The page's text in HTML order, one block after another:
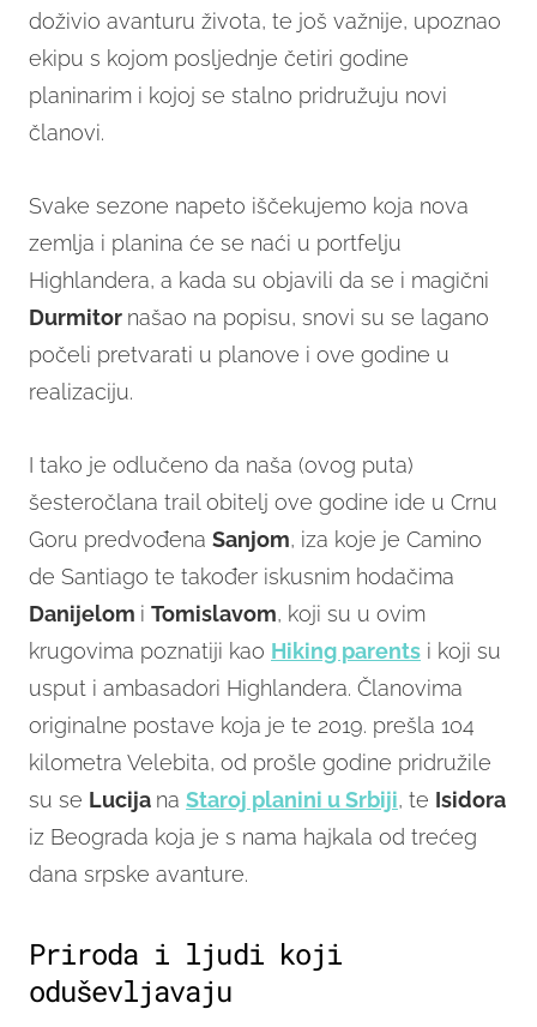
doživio avanturu života, te još važnije, upoznao
ekipu s kojom posljednje četiri godine
planinarim i kojoj se stalno pridružuju novi
članovi.
Svake sezone napeto iščekujemo koja nova
zemlja i planina će se naći u portfelju
Highlandera, a kada su objavili da se i magični
Durmitor našao na popisu, snovi su se lagano
počeli pretvarati u planove i ove godine u
realizaciju.
I tako je odlučeno da naša (ovog puta)
šesteročlana trail obitelj ove godine ide u Crnu
Goru predvođena Sanjom, iza koje je Camino
de Santiago te također iskusnim hodačima
Danijelom i Tomislavom, koji su u ovim
krugovima poznatiji kao Hiking parents i koji su
usput i ambasadori Highlandera. Članovima
originalne postave koja je te 2019. prešla 104
kilometra Velebita, od prošle godine pridružile
su se Lucija na Staroj planini u Srbiji, te Isidora
iz Beograda koja je s nama hajkala od trećeg
dana srpske avanture.
Priroda i ljudi koji
oduševljavaju